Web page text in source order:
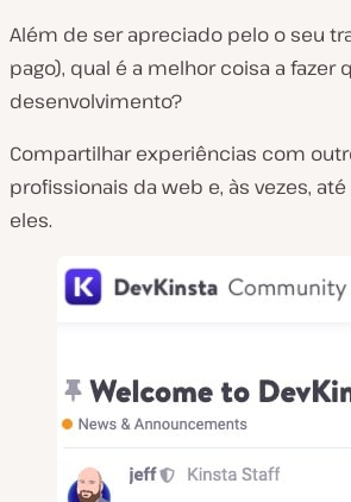
Além de ser apreciado pelo o seu
pago), qual é a melhor coisa a fazer
desenvolvimento?
Compartilhar experiências com
profissionais da web e, às vezes,
eles.